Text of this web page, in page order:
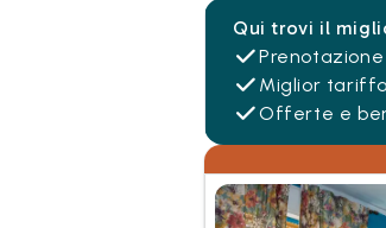
Qui trovi il
Miglior
Offerte e